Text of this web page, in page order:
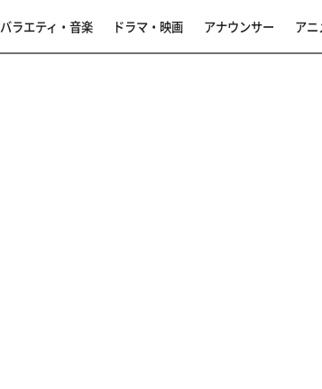
バラエティ・音楽 ドラマ・映画 アナウンサー アニ